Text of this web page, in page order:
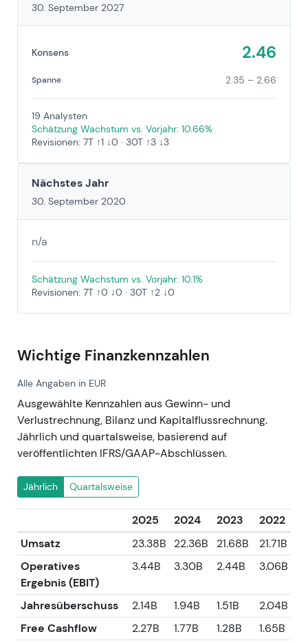
30. September 2027
Konsens 2.46
Spanne 2.35 – 2.66
19 Analysten
Schätzung Wachstum vs. Vorjahr: 10.66%
Revisionen: 7T ↑1 ↓0 · 30T ↑3 ↓3
Nächstes Jahr
30. September 2020
n/a
Schätzung Wachstum vs. Vorjahr: 10.1%
Revisionen: 7T ↑0 ↓0 · 30T ↑2 ↓0
Wichtige Finanzkennzahlen
Alle Angaben in EUR
Ausgewählte Kennzahlen aus Gewinn- und
Verlustrechnung, Bilanz und Kapitalflussrechnung.
Jährlich und quartalsweise, basierend auf
veröffentlichten IFRS/GAAP-Abschlüssen.
Jährlich Quartalsweise
2025 2024 2023
2022
Umsatz
23.38B 22.36B 21.68B
21.71B
Operatives
Ergebnis (EBIT)
3.44B 3.30B 2.44B 3.06B
Jahresüberschuss 2.14B 1.94B 1.51B
2.04B
Free Cashflow
2.27B 1.77B 1.28B
1.65B